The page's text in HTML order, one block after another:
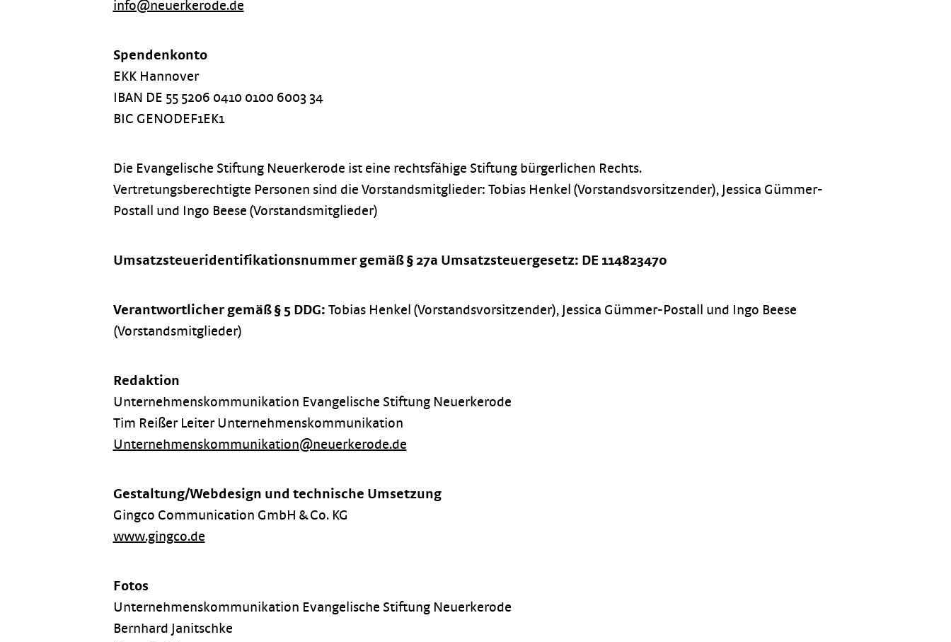
info@neuerkerode.de
Spendenkonto
EKK Hannover
IBAN DE 55 5206 0410 0100 6003 34
BIC GENODEF1EK1
Die Evangelische Stiftung Neuerkerode ist eine rechtsfähige Stiftung bürgerlichen Rechts.
Vertretungsberechtigte Personen sind die Vorstandsmitglieder: Tobias Henkel (Vorstandsvorsitzender), Jessica Gümmer-
Postall und Ingo Beese (Vorstandsmitglieder)
Umsatzsteueridentifikationsnummer gemäß § 27a Umsatzsteuergesetz: DE 114823470
Verantwortlicher gemäß § 5 DDG: Tobias Henkel (Vorstandsvorsitzender), Jessica Gümmer-Postall und Ingo Beese
(Vorstandsmitglieder)
Redaktion
Unternehmenskommunikation Evangelische Stiftung Neuerkerode
Tim Reißer Leiter Unternehmenskommunikation
Unternehmenskommunikation@neuerkerode.de
Gestaltung/Webdesign und technische Umsetzung
Gingco Communication GmbH & Co. KG
www.gingco.de
Fotos
Unternehmenskommunikation Evangelische Stiftung Neuerkerode
Bernhard Janitschke